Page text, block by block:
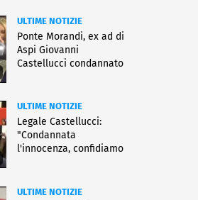
ULTIME NOTIZIE
Ponte Morandi, ex ad di
Aspi Giovanni
Castellucci condannato
ULTIME NOTIZIE
Legale Castellucci:
"Condannata
l'innocenza, confidiamo
ULTIME NOTIZIE